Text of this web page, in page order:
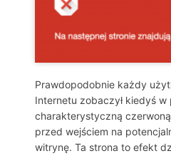
Prawdopodobnie każdy
Internetu zobaczył kiedyś
charakterystyczną
przed wejściem na
witrynę. Ta strona to efekt